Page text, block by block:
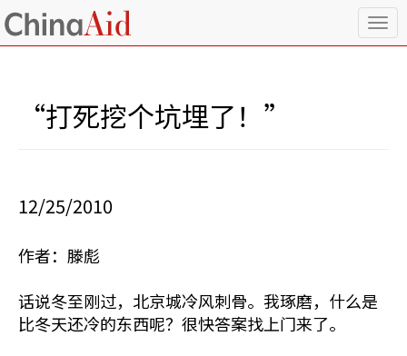
T
o
“打死挖个坑埋了！”
12/25/2010
作者：滕彪
话说冬至刚过，北京城冷风刺骨。我琢磨，什么是
比冬天还冷的东西呢？很快答案找上门来了。